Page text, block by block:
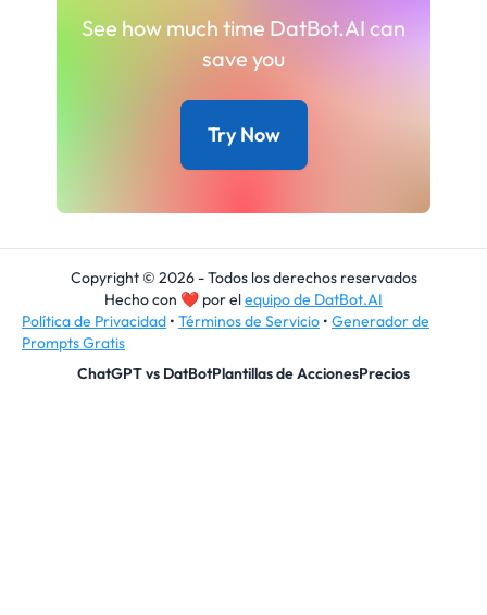
See how much time DatBot.AI can
save you
Try Now
Copyright © 2026 - Todos los derechos reservados
Hecho con ❤ por elequipo de DatBot.AI
Política de Privacidad • Términos de Servicio • Generador de
Prompts Gratis
ChatGPT vs DatBotPlantillas de AccionesPrecios